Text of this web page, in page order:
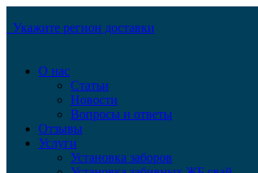
Укажите регион доставки
О нас
Статьи
Новости
Вопросы и ответы
Отзывы
Услуги
Установка заборов